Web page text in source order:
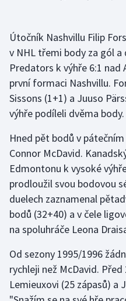
Stolní tenis
Triatlon
Veslování
Vodní slalom
Volejbal
Ostatní
Útočník Nashvillu Filip
v NHL třemi body za gól
Predators k výhře 6:1 nad
první formaci Nashvillu.
Sissons (1+1) a Juuso
výhře podíleli dvěma body.
Hned pět bodů v
Connor McDavid.
Edmontonu k vysoké
prodloužil svou bodovou
duelech zaznamenal
bodů (32+40) a v čele
na spoluhráče Leona
Od sezony 1995/1996
rychleji než McDavid.
Lemieuxovi (25 zápasů) a